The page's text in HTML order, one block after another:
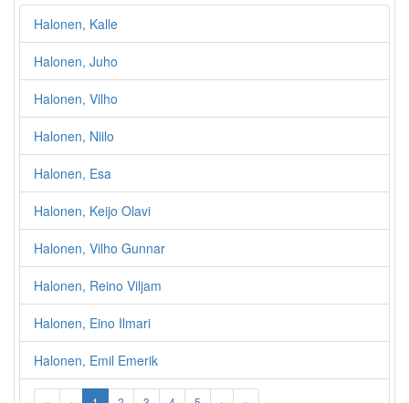
Halonen, Kalle
Halonen, Juho
Halonen, Vilho
Halonen, Niilo
Halonen, Esa
Halonen, Keijo Olavi
Halonen, Vilho Gunnar
Halonen, Reino Viljam
Halonen, Eino Ilmari
Halonen, Emil Emerik